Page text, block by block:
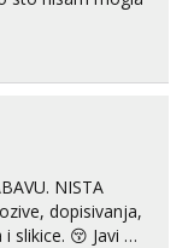
NISTA
😚 Javi mi